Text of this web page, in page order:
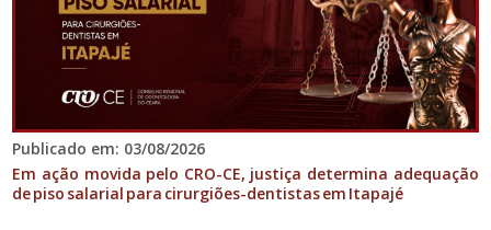
Publicado em: 03/08/2026
Em ação movida pelo CRO-CE, justiça determina adequação
de piso salarial para cirurgiões-dentistas em Itapajé